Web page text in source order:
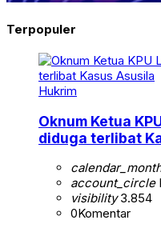
Terpopuler
Hukrim
Oknum Ketua
diduga terlibat
account_circle
visibility3.854
0Komentar